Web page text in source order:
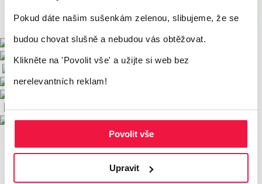
Pokud dáte našim sušenkám zelenou, slibujeme, že se
budou chovat slušně a nebudou vás obtěžovat.
Klikněte na 'Povolit vše' a užijte si web bez
nerelevantních reklam!
Povolit vše
Upravit